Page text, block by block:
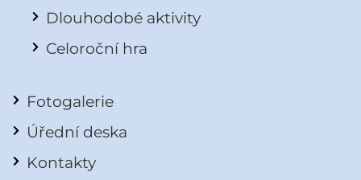
Dlouhodobé aktivity
Celoroční hra
Fotogalerie
Úřední deska
Kontakty